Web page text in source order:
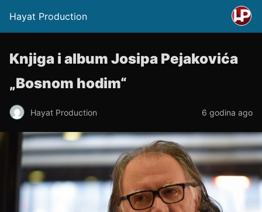
Hayat Production
Knjiga i album Josipa Pejakovića
„Bosnom hodim“
Hayat Production 6 godina ago